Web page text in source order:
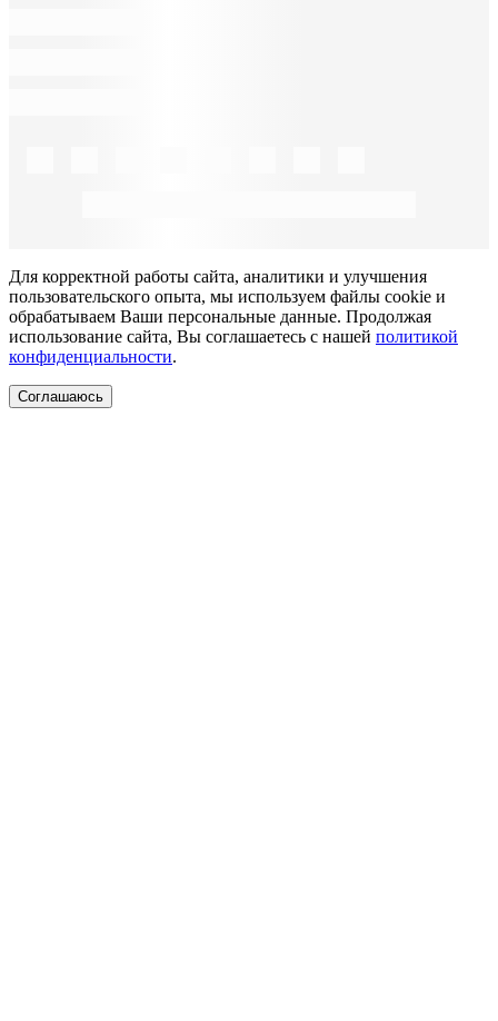
Для корректной работы сайта, аналитики и улучшения
пользовательского опыта, мы используем файлы cookie и
обрабатываем Ваши персональные данные. Продолжая
использование сайта, Вы соглашаетесь с нашей политикой
конфиденциальности.
Соглашаюсь